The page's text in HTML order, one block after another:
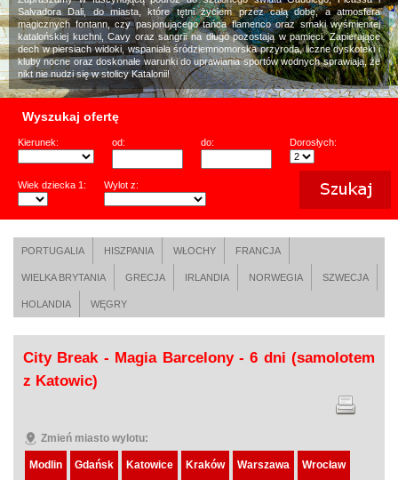
Salvadora Dali, do miasta, które tętni życiem przez całą dobę, a atmosfera
magicznych fontann, czy pasjonującego tańca flamenco oraz smaki wyśmienitej
katalońskiej kuchni, Cavy oraz sangrii na długo pozostają w pamięci. Zapierające
dech w piersiach widoki, wspaniała śródziemnomorska przyroda, liczne dyskoteki i
kluby nocne oraz doskonałe warunki do uprawiania sportów wodnych sprawiają, że
nikt nie nudzi się w stolicy Katalonii!
Wyszukaj ofertę
Kierunek: od: do: Dorosłych:
Wiek dziecka 1: Wylot z:
PORTUGALIA HISZPANIA WŁOCHY FRANCJA
WIELKA BRYTANIA GRECJA IRLANDIA NORWEGIA SZWECJA
HOLANDIA WĘGRY
City Break - Magia Barcelony - 6 dni (samolotem
z Katowic)
Zmień miasto wylotu:
Modlin Gdańsk Katowice Kraków Warszawa Wrocław